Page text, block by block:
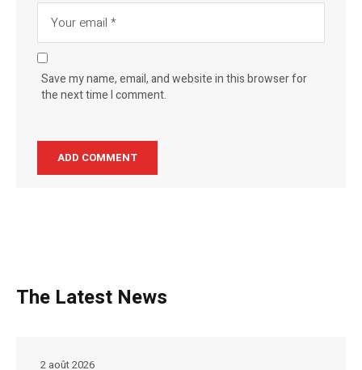
Save my name, email, and website in this browser for
the next time I comment.
The Latest News
2 août 2026